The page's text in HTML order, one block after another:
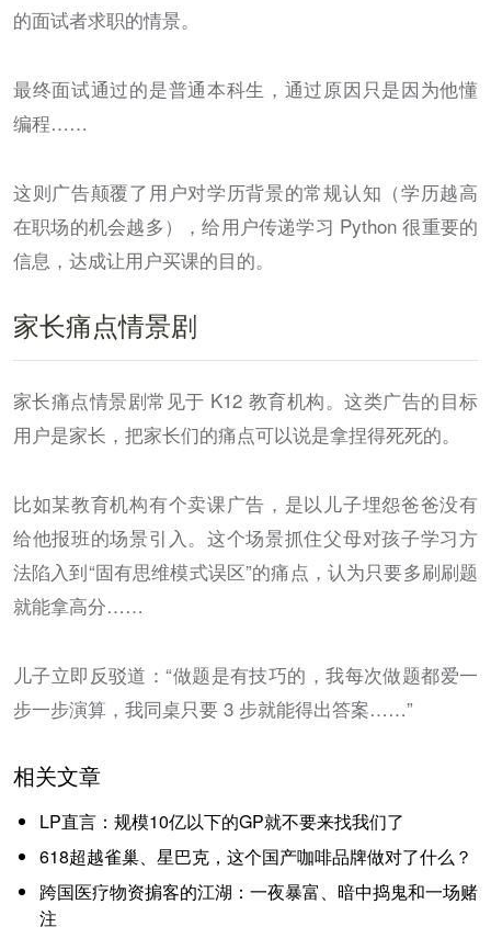
的面试者求职的情景。
最终面试通过的是普通本科生，通过原因只是因为他懂
编程……
这则广告颠覆了用户对学历背景的常规认知 （学历越高
在职场的机会越多）
，给用户传递学习 Python 很重要的
信息，达成让用户买课的目的。
家长痛点情景剧
家长痛点情景剧常见于 K12 教育机构。这类广告的目标
用户是家长，把家长们的痛点可以说是拿捏得死死的。
比如某教育机构有个卖课广告，是以儿子埋怨爸爸没有
给他报班的场景引入。这个场景抓住父母对孩子学习方
法陷入到“固有思维模式误区”的痛点，认为只要多刷刷题
就能拿高分……
儿子立即反驳道：“做题是有技巧的，我每次做题都爱一
步一步演算，我同桌只要 3 步就能得出答案……”
相关文章
LP直言：规模10亿以下的GP就不要来找我们了
618超越雀巢、星巴克，这个国产咖啡品牌做对了什么？
跨国医疗物资掮客的江湖：一夜暴富、暗中捣鬼和一场赌
注